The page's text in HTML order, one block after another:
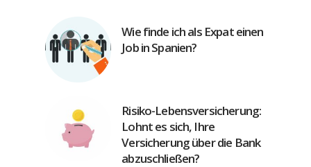
Wie finde ich als Expat einen
Job in Spanien?
Risiko-Lebensversicherung:
Lohnt es sich, Ihre
Versicherung über die Bank
abzuschließen?